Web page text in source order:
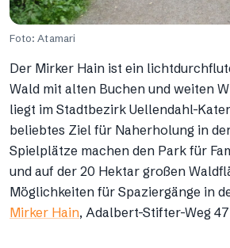
Foto: Atamari
Der Mirker Hain ist ein
Wald mit alten Buchen und weiten
liegt im Stadtbezirk Uellendahl-
beliebtes Ziel für Naherholung in
Spielplätze machen den Park für
und auf der 20 Hektar großen
Möglichkeiten für Spaziergänge in
Mirker Hain, Adalbert-Stifter-Weg 47